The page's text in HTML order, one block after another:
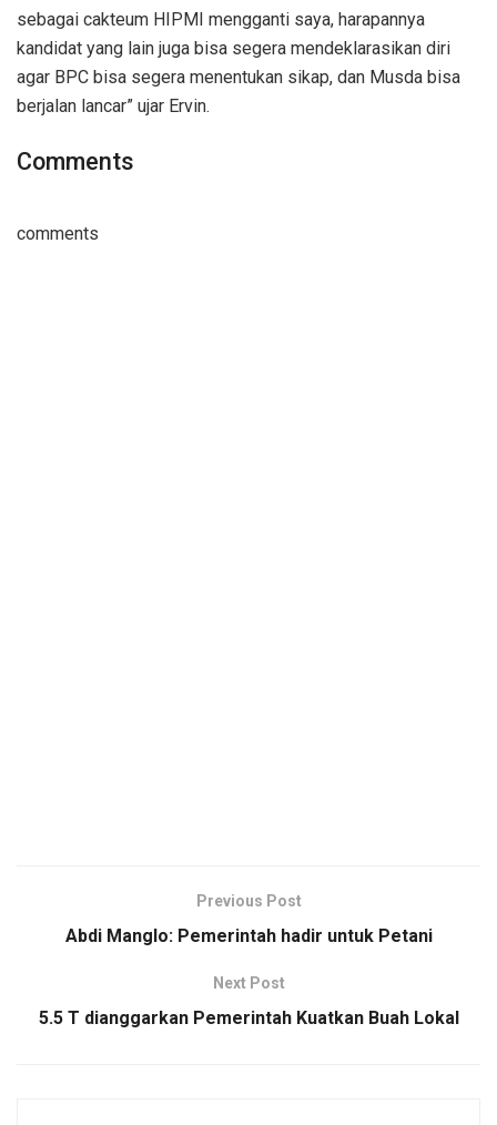
sebagai cakteum HIPMI mengganti saya, harapannya
kandidat yang lain juga bisa segera mendeklarasikan diri
agar BPC bisa segera menentukan sikap, dan Musda bisa
berjalan lancar” ujar Ervin.
Comments
comments
Previous Post
Abdi Manglo: Pemerintah hadir untuk Petani
Next Post
5.5 T dianggarkan Pemerintah Kuatkan Buah Lokal